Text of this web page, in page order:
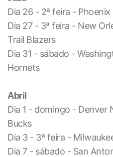
Dia 26 - 2ª feira -
Dia 27 - 3ª feira - New
Trail Blazers
Dia 31 - sábado -
Hornets
Abril
Dia 1 - domingo - Denver
Bucks
Dia 3 - 3ª feira -
Dia 7 - sábado - San